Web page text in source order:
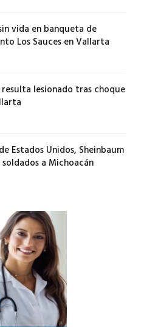
vida en banqueta de
Los Sauces en Vallarta
lesionado tras choque
Estados Unidos, Sheinbaum
a Michoacán